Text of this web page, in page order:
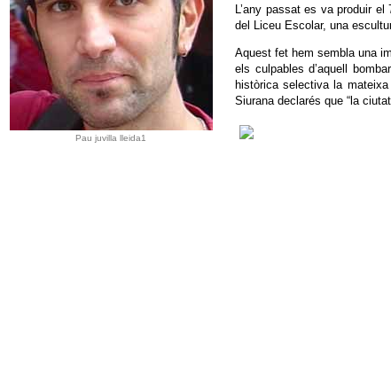
Pau juvilla lleida1
L’any passat es va produir
del Liceu Escolar, una
Aquest fet hem sembla una
els culpables d’aquell
històrica selectiva la
Siurana declarés que “la